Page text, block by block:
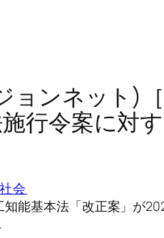
ョンネット)
行令案に対
会
能基本法「改正案」が